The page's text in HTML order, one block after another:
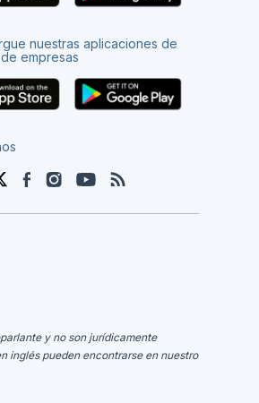
nuestras aplicaciones de
empresas
TwitterFacebook
InstagramYouTube
Blog
y no son jurídicamente
inglés pueden encontrarse en nuestro